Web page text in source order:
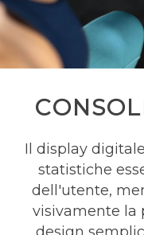
Il display
statistiche
dell'utente,
visivamente la